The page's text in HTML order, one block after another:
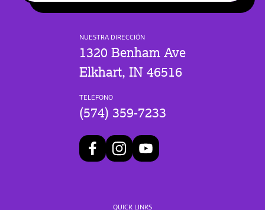
NUESTRA DIRECCIÓN
1320 Benham Ave
Elkhart, IN 46516
TELÉFONO
(574) 359-7233
QUICK LINKS